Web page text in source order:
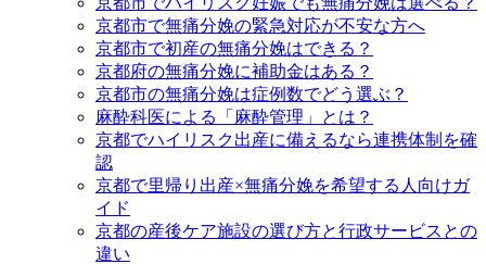
京都市で無痛分娩の緊急対応が不安な方へ
京都市で初産の無痛分娩はできる？
京都府の無痛分娩に補助金はある？
京都市の無痛分娩は症例数でどう選ぶ？
麻酔科医による「麻酔管理」とは？
京都でハイリスク出産に備えるなら連携体制を確
認
京都で里帰り出産×無痛分娩を希望する人向けガ
イド
京都の産後ケア施設の選び方と行政サービスとの
違い